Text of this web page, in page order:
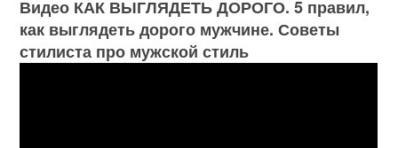
Видео КАК ВЫГЛЯДЕТЬ ДОРОГО. 5 правил,
как выглядеть дорого мужчине. Советы
стилиста про мужской стиль